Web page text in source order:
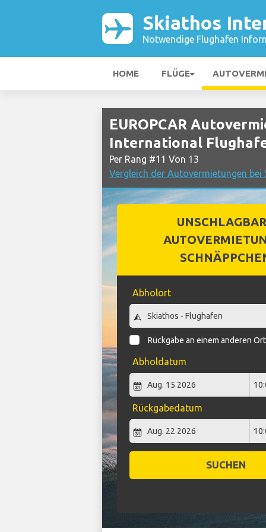
Skiathos
Notwendige Flughafen
HOME FLÜGE
EUROPCAR
International
Per Rang #11 Von 13
Vergleich der Autovermietungen
Abholort
Rückgabe an einem anderen Ort
Abholdatum
Rückgabedatum
SUCHEN